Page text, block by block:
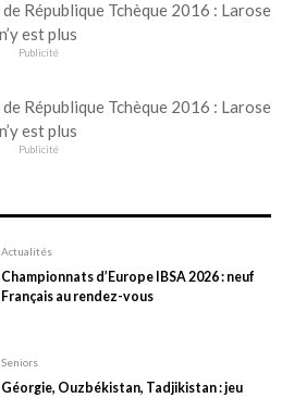
Publicité
Publicité
Actualités
Championnats d’Europe IBSA 2026 : neuf
Français au rendez-vous
Seniors
Géorgie, Ouzbékistan, Tadjikistan : jeu